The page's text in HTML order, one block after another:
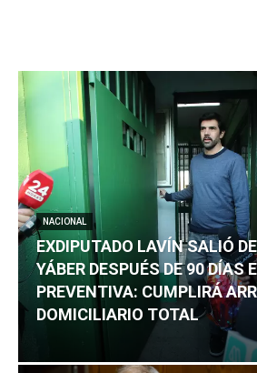
NACIONAL
EXDIPUTADO LAVÍN SALIÓ
YÁBER DESPUÉS DE 90 DÍAS
PREVENTIVA: CUMPLIRÁ
DOMICILIARIO TOTAL